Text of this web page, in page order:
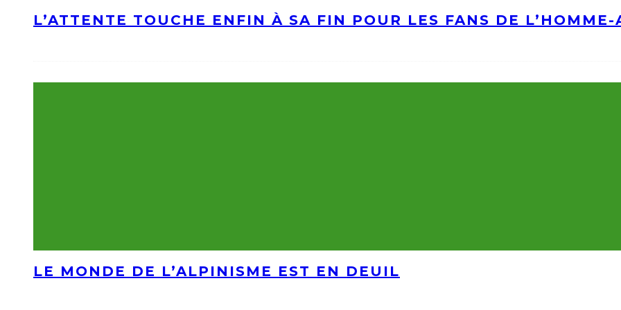
L’ATTENTE TOUCHE ENFIN À SA FIN POUR LES FANS DE L’HOMME-
LE MONDE DE L’ALPINISME EST EN DEUIL